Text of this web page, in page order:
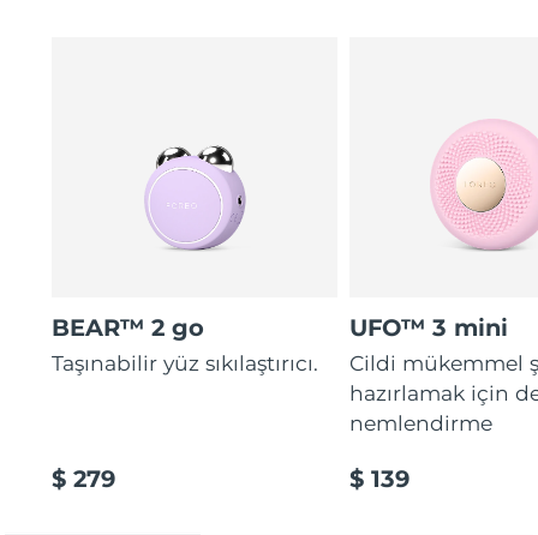
BEAR™ 2 go
Taşınabilir yüz sıkılaştırıcı.
$ 279
UFO™ 3 mini
Cildi mükemmel
hazırlamak için
nemlendirme
$ 139